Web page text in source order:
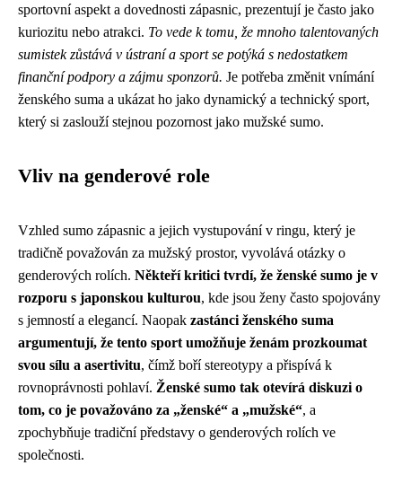
sportovní aspekt a dovednosti zápasnic, prezentují je často jako
kuriozitu nebo atrakci. To vede k tomu, že mnoho talentovaných
sumistek zůstává v ústraní a sport se potýká s nedostatkem
finanční podpory a zájmu sponzorů. Je potřeba změnit vnímání
ženského suma a ukázat ho jako dynamický a technický sport,
který si zaslouží stejnou pozornost jako mužské sumo.
Vliv na genderové role
Vzhled sumo zápasnic a jejich vystupování v ringu, který je
tradičně považován za mužský prostor, vyvolává otázky o
genderových rolích. Někteří kritici tvrdí, že ženské sumo je v
rozporu s japonskou kulturou, kde jsou ženy často spojovány
s jemností a elegancí. Naopak zastánci ženského suma
argumentují, že tento sport umožňuje ženám prozkoumat
svou sílu a asertivitu, čímž boří stereotypy a přispívá k
rovnoprávnosti pohlaví. Ženské sumo tak otevírá diskuzi o
tom, co je považováno za „ženské“ a „mužské“, a
zpochybňuje tradiční představy o genderových rolích ve
společnosti.